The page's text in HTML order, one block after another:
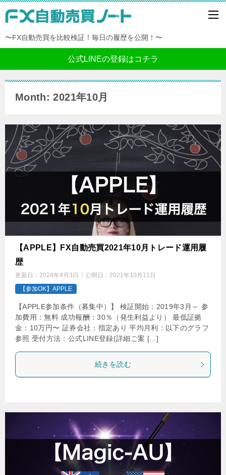
〜FX自動売買を比較検証！毎日の履歴を公開！〜
公式LINEの登録はコチラ
Month: 2021年10月
【APPLE】FX自動売買2021年10月トレード運用履
歴
更新日： 2024年4月3日 公開日： 2021年10月11日
【参加OK】APPLE
【APPLE参加条件（募集中）】 検証開始：2019年3月～ 参
加費用：無料 成功報酬：30％（発生利益より） 最低証拠
金：10万円〜 証券会社：指定あり 平均月利：以下のグラフ
参照 受付方法：公式LINE登録(詳細ご案 […]
続きを読む